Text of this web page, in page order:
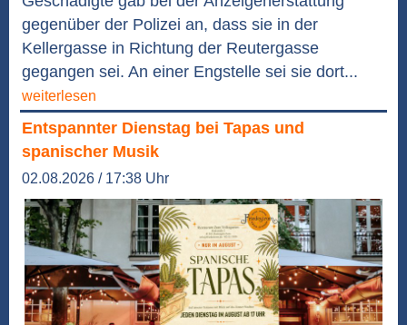
gegenüber der Polizei an, dass sie in der
Kellergasse in Richtung der Reutergasse
gegangen sei. An einer Engstelle sei sie dort...
weiterlesen
Entspannter Dienstag bei Tapas und
spanischer Musik
02.08.2026 / 17:38 Uhr